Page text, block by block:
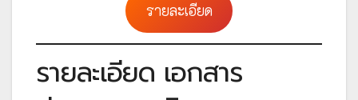
รายละเอียด
รายละเอียด เอกสาร